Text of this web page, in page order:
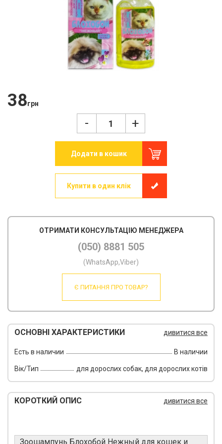
38грн
- +
Додати в кошик
Купити в один клік
ОТРИМАТИ КОНСУЛЬТАЦІЮ МЕНЕДЖЕРА
(050) 8881 505
(WhatsApp,Viber)
Є ПИТАННЯ ПРО ТОВАР?
ОСНОВНІ ХАРАКТЕРИСТИКИ дивитися все
Есть в наличии В наличии
Вік/Тип для дорослих собак, для дорослих котів
КОРОТКИЙ ОПИС дивитися все
Зоошампунь Блохобой Нежный для кошек и